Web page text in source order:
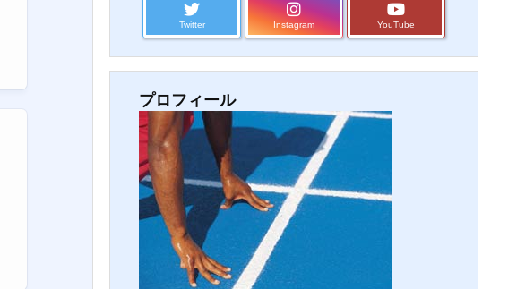
Twitter Instagram YouTube
プロフィール